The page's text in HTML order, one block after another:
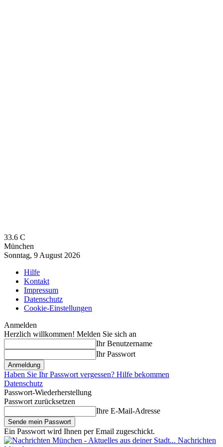
33.6 C
München
Sonntag, 9 August 2026
Hilfe
Kontakt
Impressum
Datenschutz
Cookie-Einstellungen
Anmelden
Herzlich willkommen! Melden Sie sich an
Ihr Benutzername
Ihr Passwort
Haben Sie Ihr Passwort vergessen? Hilfe bekommen
Datenschutz
Passwort-Wiederherstellung
Passwort zurücksetzen
Ihre E-Mail-Adresse
Ein Passwort wird Ihnen per Email zugeschickt.
Nachrichten